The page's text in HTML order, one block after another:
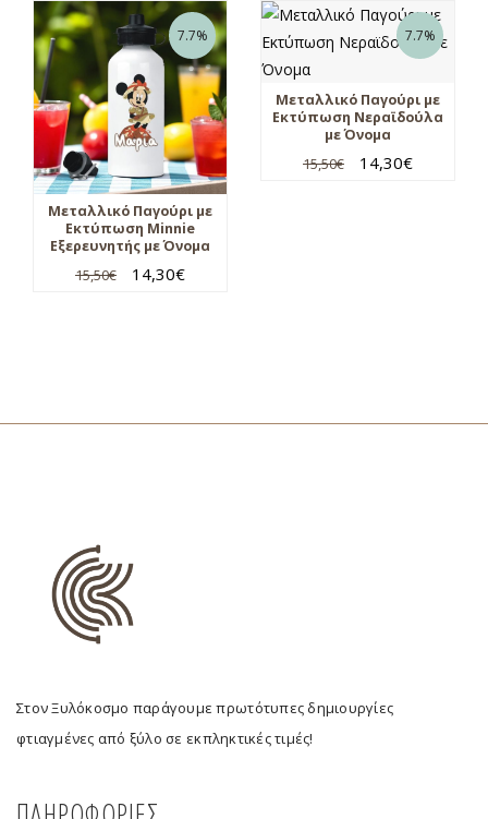
7.7%
Μεταλλικό Παγούρι με
Εκτύπωση Minnie
Εξερευνητής με Όνομα
15,50€ 14,30€
7.7%
Μεταλλικό Παγούρι με
Εκτύπωση Νεραϊδούλα
με Όνομα
15,50€ 14,30€
Στον Ξυλόκοσμο παράγουμε πρωτότυπες δημιουργίες
φτιαγμένες από ξύλο σε εκπληκτικές τιμές!